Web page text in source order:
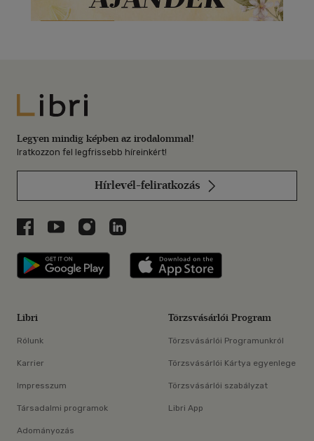
Libri
Legyen mindig képben az irodalommal!
Iratkozzon fel legfrissebb híreinkért!
Hírlevél-feliratkozás
Libri a Facebookon
Libri a Youtube-on
Libri az Instagramon
Libri a LinkedInen
Libri applikáció Szerezd meg: Google
Libri
Rólunk
Karrier
Impresszum
Társadalmi programok
Adományozás
Törzsvásárlói Program
Törzsvásárlói Programunkról
Törzsvásárlói Kártya egyenlege
Törzsvásárlói szabályzat
Libri App